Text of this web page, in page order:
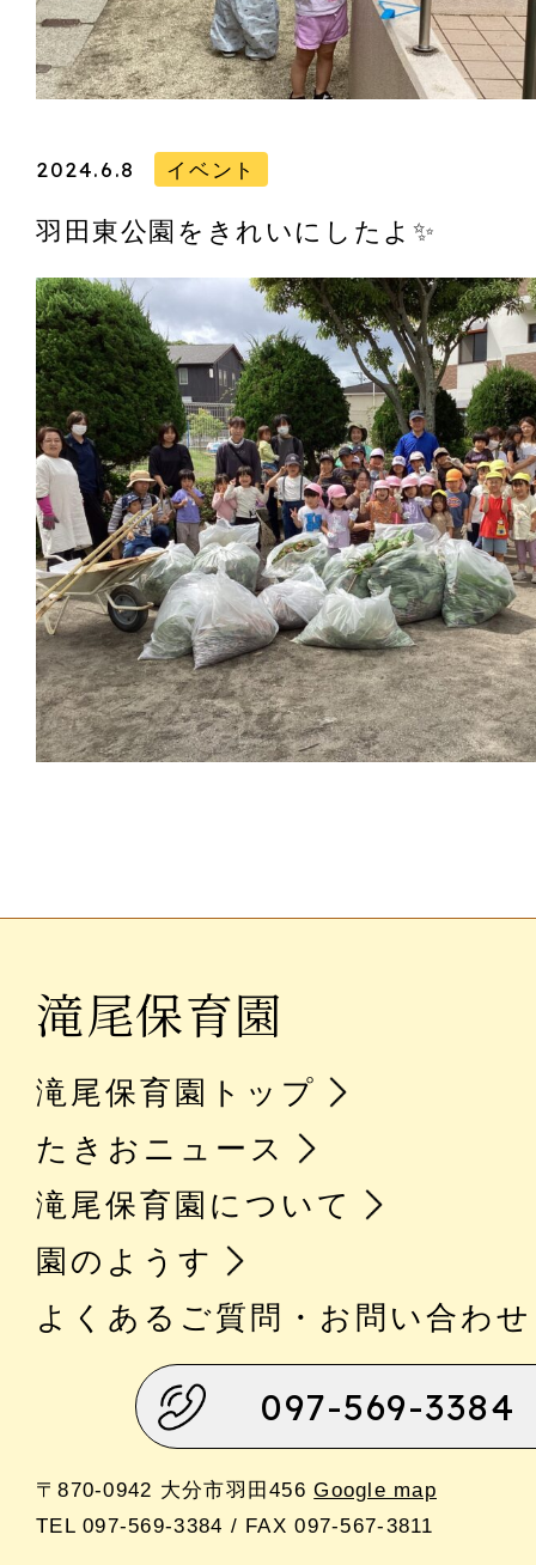
2024.6.8 イベント
羽田東公園をきれいにしたよ✨
滝尾保育園
滝尾保育園トップ
たきおニュース
滝尾保育園について
園のようす
よくあるご質問・お問い合わせ
097-569-3384
〒870-0942 大分市羽田456Google map
TEL 097-569-3384 / FAX 097-567-3811